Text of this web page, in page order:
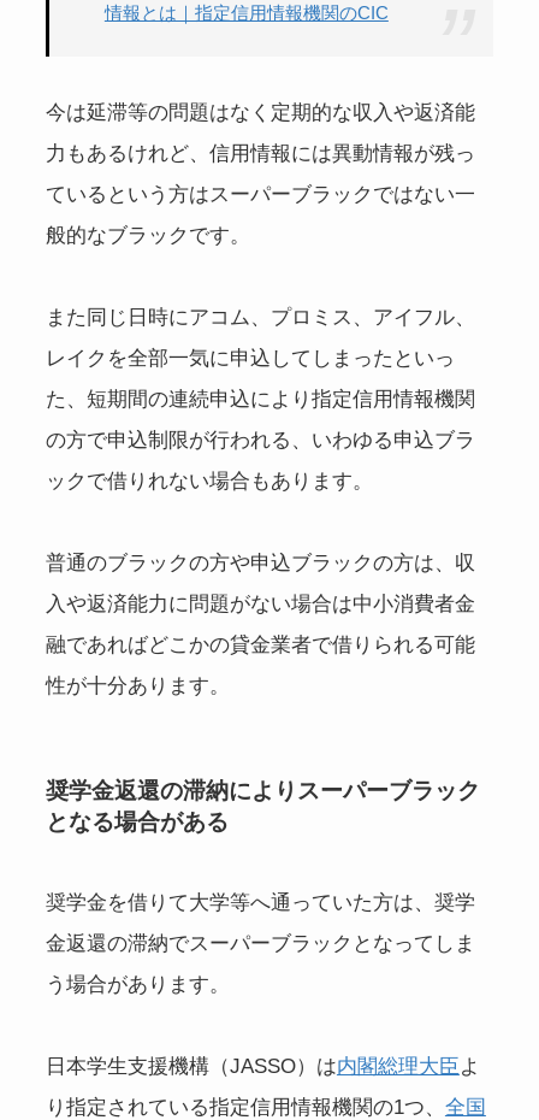
情報とは｜指定信用情報機関のCIC
今は延滞等の問題はなく定期的な収入や返済能
力もあるけれど、信用情報には異動情報が残っ
ているという方はスーパーブラックではない一
般的なブラックです。
また同じ日時にアコム、プロミス、アイフル、
レイクを全部一気に申込してしまったといっ
た、短期間の連続申込により指定信用情報機関
の方で申込制限が行われる、いわゆる申込ブラ
ックで借りれない場合もあります。
普通のブラックの方や申込ブラックの方は、収
入や返済能力に問題がない場合は中小消費者金
融であればどこかの貸金業者で借りられる可能
性が十分あります。
奨学金返還の滞納によりスーパーブラック
となる場合がある
奨学金を借りて大学等へ通っていた方は、奨学
金返還の滞納でスーパーブラックとなってしま
う場合があります。
日本学生支援機構（JASSO）は内閣総理大臣よ
り指定されている指定信用情報機関の1つ、 全国